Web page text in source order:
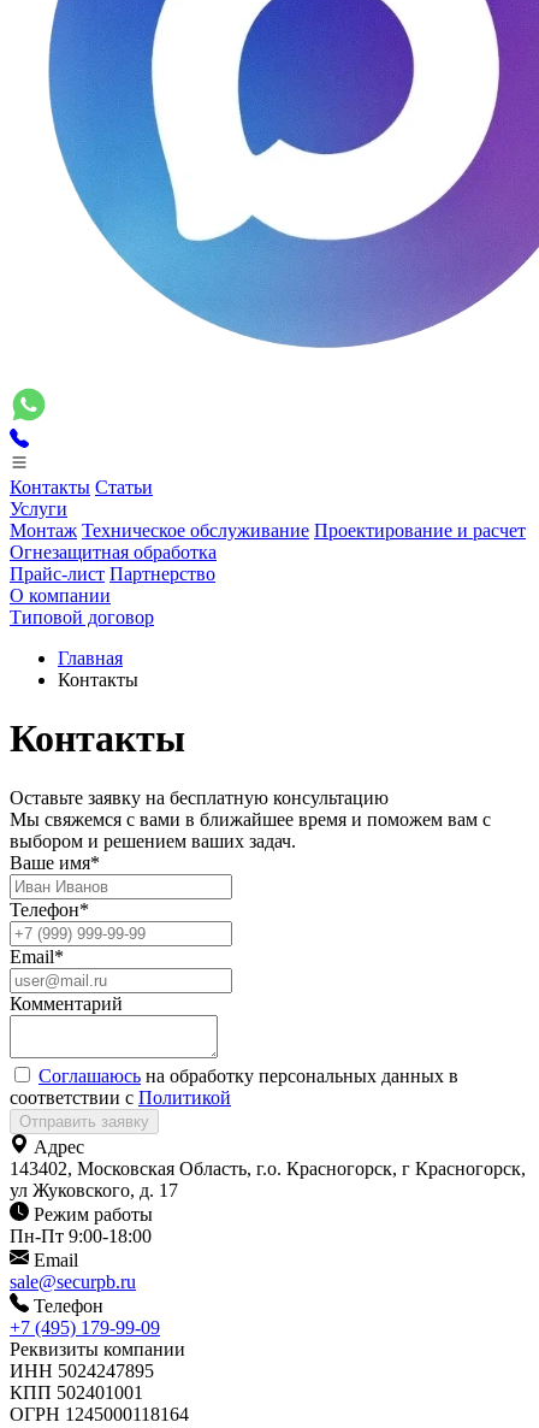
Контакты Статьи
Услуги
Монтаж Техническое обслуживание Проектирование и расчет
Огнезащитная обработка
Прайс-лист Партнерство
О компании
Типовой договор
Главная
Контакты
Контакты
Оставьте заявку на бесплатную консультацию
Мы свяжемся с вами в ближайшее время и поможем вам с
выбором и решением ваших задач.
Ваше имя*
Телефон*
Email*
Комментарий
Соглашаюсь на обработку персональных данных в
соответствии с Политикой
Отправить заявку
Адрес
143402, Московская Область, г.о. Красногорск, г Красногорск,
ул Жуковского, д. 17
Режим работы
Пн-Пт 9:00-18:00
Email
sale@securpb.ru
Телефон
+7 (495) 179-99-09
Реквизиты компании
ИНН 5024247895
КПП 502401001
ОГРН 1245000118164